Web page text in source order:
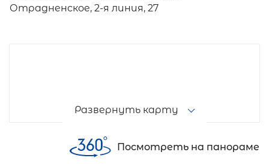
Отрадненское, 2-я линия, 27
Развернуть карту
Посмотреть на панораме